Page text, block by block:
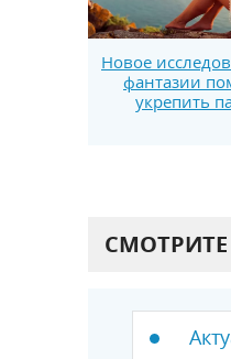
Новое
фантазии
укрепить